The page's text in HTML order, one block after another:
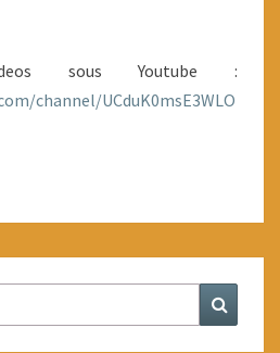
sous Youtube :
channel/UCduK0msE3WLO